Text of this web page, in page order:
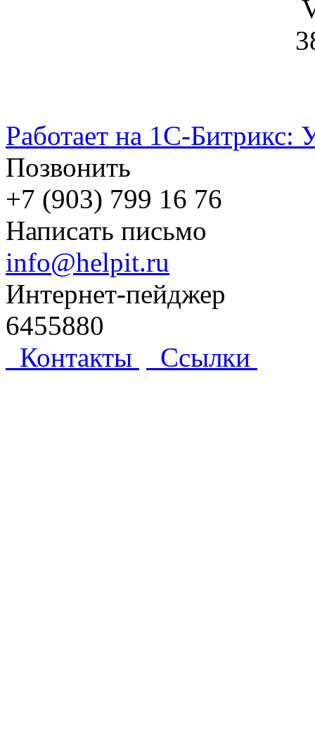
Работает на 1С-Битрикс:
Позвонить
+7 (903) 799 16 76
Написать письмо
info@helpit.ru
Интернет-пейджер
6455880
Контакты
Ссылки